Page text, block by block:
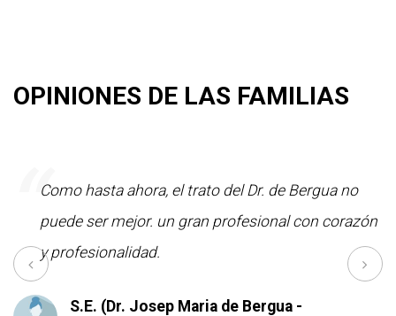
OPINIONES DE LAS FAMILIAS
“ Como hasta ahora, el trato del Dr. de Bergua no
puede ser mejor. un gran profesional con corazón
y profesionalidad.
S.E. (Dr. Josep Maria de Bergua -